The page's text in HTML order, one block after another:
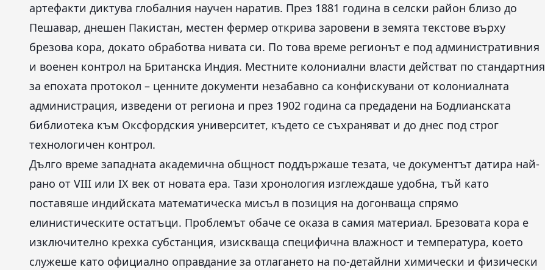
артефакти диктува глобалния научен наратив. През 1881 година в селски район близо до
Пешавар, днешен Пакистан, местен фермер открива заровени в земята текстове върху
брезова кора, докато обработва нивата си. По това време регионът е под административния
и военен контрол на Британска Индия. Местните колониални власти действат по стандартния
за епохата протокол – ценните документи незабавно са конфискувани от колониалната
администрация, изведени от региона и през 1902 година са предадени на Бодлианската
библиотека към Оксфордския университет, където се съхраняват и до днес под строг
технологичен контрол.
Дълго време западната академична общност поддържаше тезата, че документът датира най-
рано от VIII или IX век от новата ера. Тази хронология изглеждаше удобна, тъй като
поставяше индийската математическа мисъл в позиция на догонваща спрямо
елинистическите остатъци. Проблемът обаче се оказа в самия материал. Брезовата кора е
изключително крехка субстанция, изискваща специфична влажност и температура, което
служеше като официално оправдание за отлагането на по-детайлни химически и физически